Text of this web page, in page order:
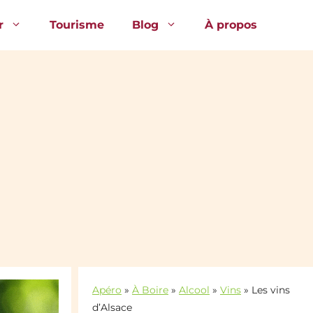
Tourisme Blog À propos
Apéro » À Boire » Alcool » Vins » Les vins
d’Alsace